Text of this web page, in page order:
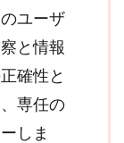
ユーザ
と情報
確性と
専任の
しま